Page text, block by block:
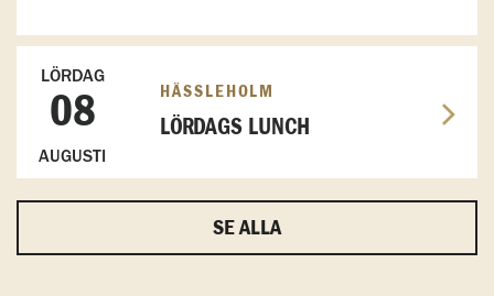
LÖRDAG
08
AUGUSTI
HÄSSLEHOLM
LÖRDAGS LUNCH
SE ALLA